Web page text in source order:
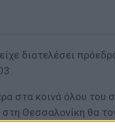
διατελέσει
στα κοινά όλου του
Θεσσαλονίκη θα
ένα μικρό